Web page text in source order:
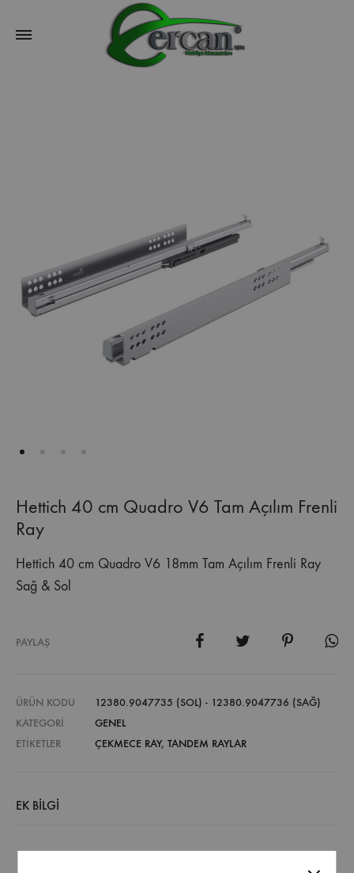
Hettich 40 cm Quadro V6 Tam Açılım Frenli
Ray
Hettich 40 cm Quadro V6 18mm Tam Açılım Frenli Ray
Sağ & Sol
PAYLAŞ
ÜRÜN KODU
12380.9047735 (SOL) - 12380.9047736 (SAĞ)
KATEGORI
GENEL
ETIKETLER
ÇEKMECE RAY, TANDEM RAYLAR
EK BILGI